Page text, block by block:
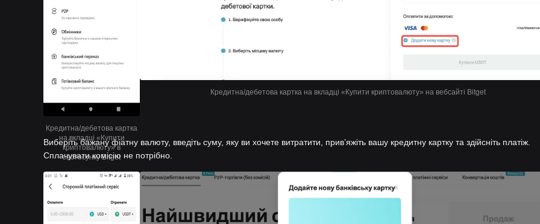
Кредитна/дебетова картка
на вкладці «Купити
криптовалюту» в
застосунку Bitget
Кредитна/дебетова картка на вкладці «Купити криптовалюту» на вебсайті Bitget
Виберіть бажану фіатну валюту, введіть суму, яку ви хочете витратити, привʼяжіть вашу кредитну картку та здійсніть платіж.
Сплачувати комісію не потрібно.